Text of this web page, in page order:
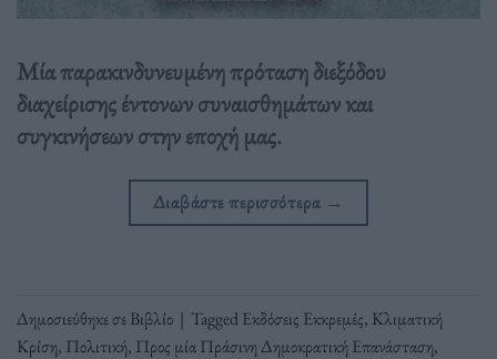
Μία παρακινδυνευμένη πρόταση διεξόδου
διαχείρισης έντονων συναισθημάτων και
συγκινήσεων στην εποχή μας.
Διαβάστε περισσότερα →
Δημοσιεύθηκε σεΒιβλίο | TaggedΕκδόσεις Εκκρεμές, Κλιματική
Κρίση, Πολιτική, Προς μία Πράσινη Δημοκρατική Επανάσταση,